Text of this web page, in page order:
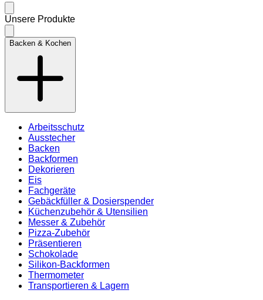
Unsere Produkte
Backen & Kochen
Arbeitsschutz
Ausstecher
Backen
Backformen
Dekorieren
Eis
Fachgeräte
Gebäckfüller & Dosierspender
Küchenzubehör & Utensilien
Messer & Zubehör
Pizza-Zubehör
Präsentieren
Schokolade
Silikon-Backformen
Thermometer
Transportieren & Lagern